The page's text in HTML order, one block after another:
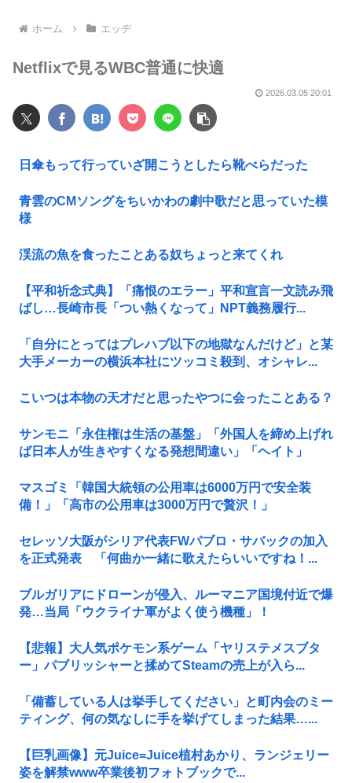
ホーム エッヂ
Netflixで見るWBC普通に快適
2026.03.05 20:01
日傘もって行っていざ開こうとしたら靴べらだった
青雲のCMソングをちいかわの劇中歌だと思っていた模
様
渓流の魚を食ったことある奴ちょっと来てくれ
【平和祈念式典】「痛恨のエラー」平和宣言一文読み飛
ばし…長崎市長「つい熱くなって」NPT義務履行...
「自分にとってはプレハブ以下の地獄なんだけど」と某
大手メーカーの横浜本社にツッコミ殺到、オシャレ...
こいつは本物の天才だと思ったやつに会ったことある？
サンモニ「永住権は生活の基盤」「外国人を締め上げれ
ば日本人が生きやすくなる発想間違い」「ヘイト」
マスゴミ「韓国大統領の公用車は6000万円で安全装
備！」「高市の公用車は3000万円で贅沢！」
セレッソ大阪がシリア代表FWパブロ・サバックの加入
を正式発表 「何曲か一緒に歌えたらいいですね！...
ブルガリアにドローンが侵入、ルーマニア国境付近で爆
発…当局「ウクライナ軍がよく使う機種」！
【悲報】大人気ポケモン系ゲーム「ヤリステメスブタ
ー」パブリッシャーと揉めてSteamの売上が入ら...
「備蓄している人は挙手してください」と町内会のミー
ティング、何の気なしに手を挙げてしまった結果…...
【巨乳画像】元Juice=Juice植村あかり、ランジェリー
姿を解禁www卒業後初フォトブックで...